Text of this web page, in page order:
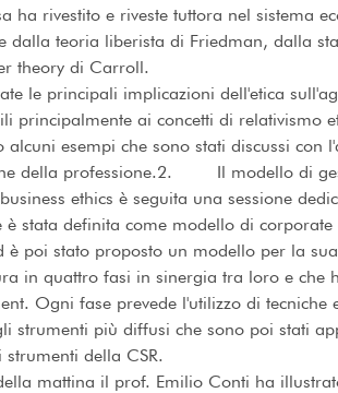
ha rivestito e riveste tuttora nel sistema
dalla teoria liberista di Friedman, dalla
theory di Carroll.
le principali implicazioni dell'etica
principalmente ai concetti di relativismo
alcuni esempi che sono stati discussi con
della professione.2. Il modello di
ethics è seguita una sessione
stata definita come modello di corporate
è poi stato proposto un modello per la
in quattro fasi in sinergia tra loro e che
Ogni fase prevede l'utilizzo di tecniche
strumenti più diffusi che sono poi stati
della CSR.
mattina il prof. Emilio Conti ha